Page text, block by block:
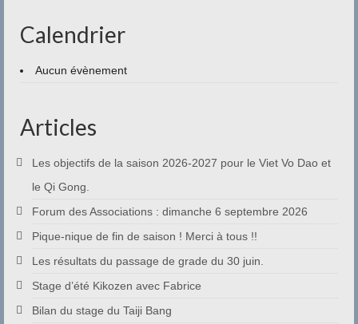
Calendrier
Aucun évènement
Articles
Les objectifs de la saison 2026-2027 pour le Viet Vo Dao et
le Qi Gong.
Forum des Associations : dimanche 6 septembre 2026
Pique-nique de fin de saison ! Merci à tous !!
Les résultats du passage de grade du 30 juin.
Stage d’été Kikozen avec Fabrice
Bilan du stage du Taiji Bang